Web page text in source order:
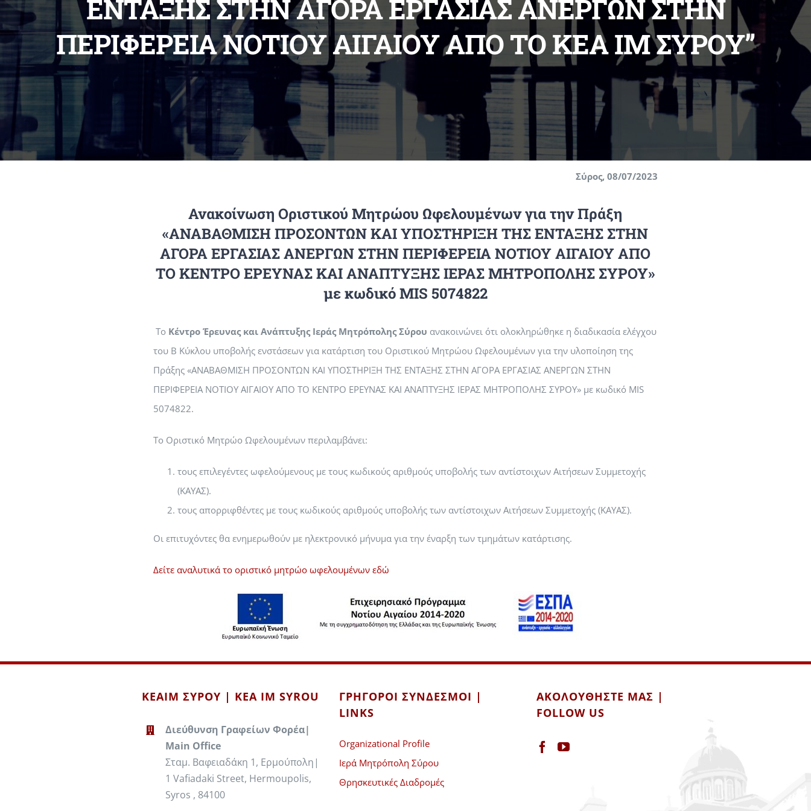
ΕΝΤΑΞΗΣ ΣΤΗΝ ΑΓΟΡΑ ΕΡΓΑΣΙΑΣ ΑΝΕΡΓΩΝ ΣΤΗΝ
ΠΕΡΙΦΕΡΕΙΑ ΝΟΤΙΟΥ ΑΙΓΑΙΟΥ ΑΠΟ ΤΟ ΚΕΑ ΙΜ ΣΥΡΟΥ”
Σύρος, 08/07/2023
Ανακοίνωση Οριστικού Μητρώου Ωφελουμένων για την Πράξη
«ΑΝΑΒΑΘΜΙΣΗ ΠΡΟΣΟΝΤΩΝ ΚΑΙ ΥΠΟΣΤΗΡΙΞΗ ΤΗΣ ΕΝΤΑΞΗΣ ΣΤΗΝ
ΑΓΟΡΑ ΕΡΓΑΣΙΑΣ ΑΝΕΡΓΩΝ ΣΤΗΝ ΠΕΡΙΦΕΡΕΙΑ ΝΟΤΙΟΥ ΑΙΓΑΙΟΥ ΑΠΟ
ΤΟ ΚΕΝΤΡΟ ΕΡΕΥΝΑΣ ΚΑΙ ΑΝΑΠΤΥΞΗΣ ΙΕΡΑΣ ΜΗΤΡΟΠΟΛΗΣ ΣΥΡΟΥ»
με κωδικό MIS 5074822
Το Κέντρο Έρευνας και Ανάπτυξης Ιεράς Μητρόπολης Σύρου ανακοινώνει ότι ολοκληρώθηκε η διαδικασία ελέγχου
του Β Κύκλου υποβολής ενστάσεων για κατάρτιση του Οριστικού Μητρώου Ωφελουμένων για την υλοποίηση της
Πράξης «ΑΝΑΒΑΘΜΙΣΗ ΠΡΟΣΟΝΤΩΝ ΚΑΙ ΥΠΟΣΤΗΡΙΞΗ ΤΗΣ ΕΝΤΑΞΗΣ ΣΤΗΝ ΑΓΟΡΑ ΕΡΓΑΣΙΑΣ ΑΝΕΡΓΩΝ ΣΤΗΝ
ΠΕΡΙΦΕΡΕΙΑ ΝΟΤΙΟΥ ΑΙΓΑΙΟΥ ΑΠΟ ΤΟ ΚΕΝΤΡΟ ΕΡΕΥΝΑΣ ΚΑΙ ΑΝΑΠΤΥΞΗΣ ΙΕΡΑΣ ΜΗΤΡΟΠΟΛΗΣ ΣΥΡΟΥ» με κωδικό MIS
5074822.
Το Οριστικό Μητρώο Ωφελουμένων περιλαμβάνει:
τους επιλεγέντες ωφελούμενους με τους κωδικούς αριθμούς υποβολής των αντίστοιχων Αιτήσεων Συμμετοχής
(ΚΑΥΑΣ).
τους απορριφθέντες με τους κωδικούς αριθμούς υποβολής των αντίστοιχων Αιτήσεων Συμμετοχής (ΚΑΥΑΣ).
Οι επιτυχόντες θα ενημερωθούν με ηλεκτρονικό μήνυμα για την έναρξη των τμημάτων κατάρτισης.
Δείτε αναλυτικά το οριστικό μητρώο ωφελουμένων εδώ
ΚΕΑΙΜ ΣΥΡΟΥ | KEA IM SYROU
Διεύθυνση Γραφείων Φορέα|
Main Office
Σταμ. Βαφειαδάκη 1, Ερμούπολη|
1 Vafiadaki Street, Hermoupolis,
Syros , 84100
ΓΡΉΓΟΡΟΙ ΣΎΝΔΕΣΜΟΙ |
LINKS
Organizational Profile
Ιερά Μητρόπολη Σύρου
Θρησκευτικές Διαδρομές
ΑΚΟΛΟΥΘΉΣΤΕ ΜΑΣ |
FOLLOW US